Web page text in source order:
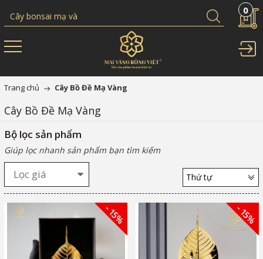
0
Trang chủ Cây Bồ Đề Mạ Vàng
Cây Bồ Đề Mạ Vàng
Bộ lọc sản phẩm
Giúp lọc nhanh sản phẩm bạn tìm kiếm
Lọc giá Thứ tự
- 15% - 15%